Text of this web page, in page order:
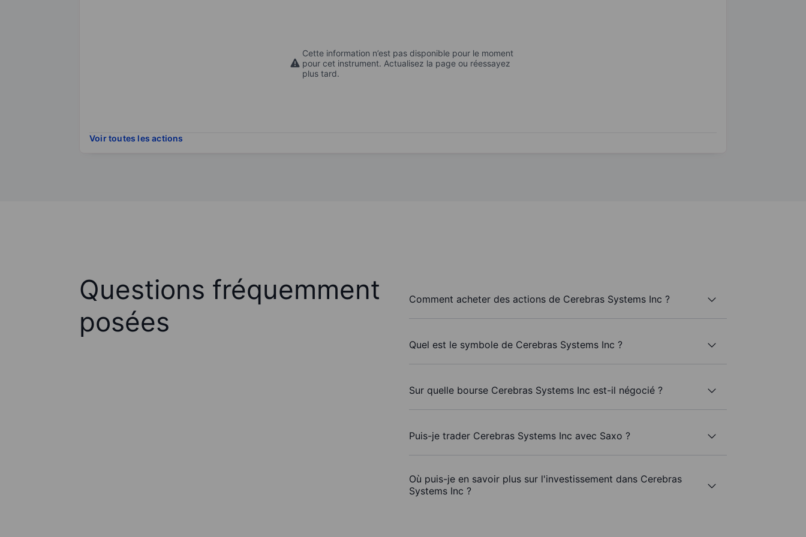
Cette information n’est pas disponible pour le moment
pour cet instrument. Actualisez la page ou réessayez
plus tard.
Voir toutes les actions
Questions fréquemment
posées
Comment acheter des actions de Cerebras Systems Inc ?
Quel est le symbole de Cerebras Systems Inc ?
Sur quelle bourse Cerebras Systems Inc est-il négocié ?
Puis-je trader Cerebras Systems Inc avec Saxo ?
Où puis-je en savoir plus sur l'investissement dans Cerebras
Systems Inc ?